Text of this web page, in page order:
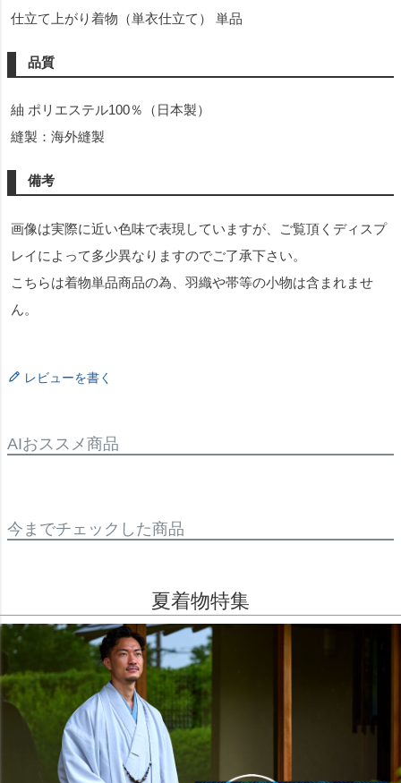
仕立て上がり着物（単衣仕立て） 単品
品質
紬 ポリエステル100％（日本製）
縫製：海外縫製
備考
画像は実際に近い色味で表現していますが、ご覧頂くディスプ
レイによって多少異なりますのでご了承下さい。
こちらは着物単品商品の為、羽織や帯等の小物は含まれませ
ん。
レビューを書く
AIおススメ商品
今までチェックした商品
夏着物特集